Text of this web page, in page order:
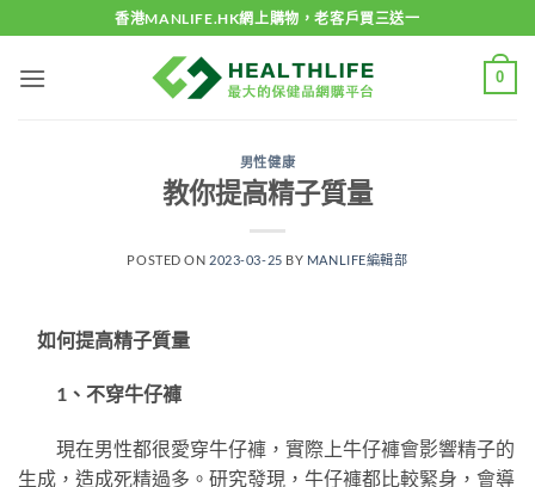
to
content
香港MANLIFE.HK網上購物，老客戶買三送一
0
男性健康
教你提高精子質量
POSTED ON 2023-03-25 BY MANLIFE編輯部
如何提高精子質量
1、不穿牛仔褲
現在男性都很愛穿牛仔褲，實際上牛仔褲會影響精子的
生成，造成死精過多。研究發現，牛仔褲都比較緊身，會導